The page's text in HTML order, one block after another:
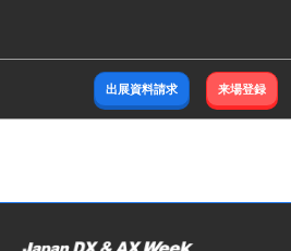
出展資料請求 来場登録